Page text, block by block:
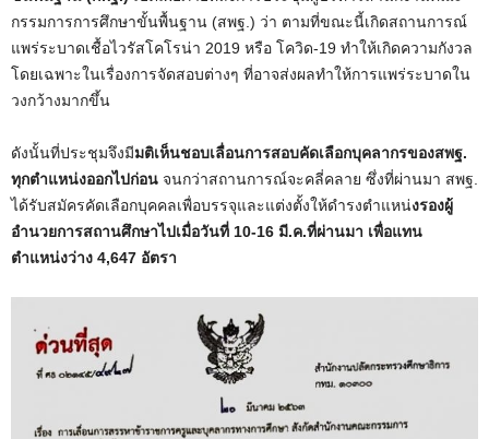
กรรมการการศึกษาขั้นพื้นฐาน (สพฐ.) ว่า ตามที่ขณะนี้เกิดสถานการณ์
แพร่ระบาดเชื้อไวรัสโคโรน่า 2019 หรือ โควิด-19 ทำให้เกิดความกังวล
โดยเฉพาะในเรื่องการจัดสอบต่างๆ ที่อาจส่งผลทำให้การแพร่ระบาดใน
วงกว้างมากขึ้น
ดังนั้นที่ประชุมจึงมีมติเห็นชอบเลื่อนการสอบคัดเลือกบุคลากรของสพฐ.
ทุกตำแหน่งออกไปก่อน จนกว่าสถานการณ์จะคลี่คลาย ซึ่งที่ผ่านมา สพฐ.
ได้รับสมัครคัดเลือกบุคคลเพื่อบรรจุและแต่งตั้งให้ดำรงตำแหน่งรองผู้
อำนวยการสถานศึกษาไปเมื่อวันที่ 10-16 มี.ค.ที่ผ่านมา เพื่อแทน
ตำแหน่งว่าง 4,647 อัตรา